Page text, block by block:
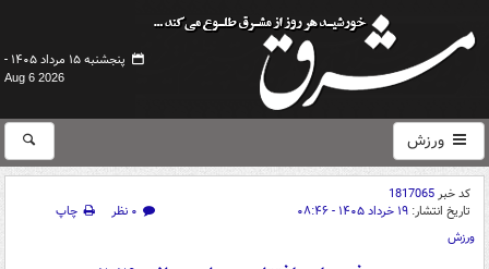
پنجشنبه ۱۵ مرداد ۱۴۰۵ -
Aug 6 2026
ورزش
کد خبر1817065
تاریخ انتشار: ۱۹ خرداد ۱۴۰۵ - ۰۸:۴۶ ۰ نظر
چاپ
ورزش